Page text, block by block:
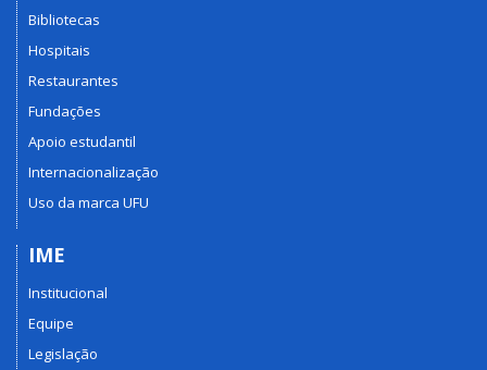
Bibliotecas
Hospitais
Restaurantes
Fundações
Apoio estudantil
Internacionalização
Uso da marca UFU
IME
Institucional
Equipe
Legislação